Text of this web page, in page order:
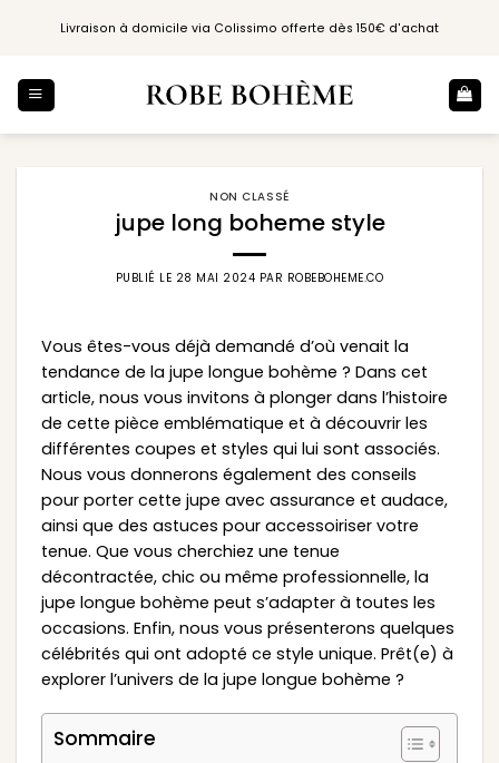
Livraison à domicile via Colissimo offerte dès 150€ d'achat
NON CLASSÉ
jupe long boheme style
PUBLIÉ LE 28 MAI 2024 PAR ROBEBOHEME.CO
Vous êtes-vous déjà demandé d’où venait la
tendance de la jupe longue bohème ? Dans cet
article, nous vous invitons à plonger dans l’histoire
de cette pièce emblématique et à découvrir les
différentes coupes et styles qui lui sont associés.
Nous vous donnerons également des conseils
pour porter cette jupe avec assurance et audace,
ainsi que des astuces pour accessoiriser votre
tenue. Que vous cherchiez une tenue
décontractée, chic ou même professionnelle, la
jupe longue bohème peut s’adapter à toutes les
occasions. Enfin, nous vous présenterons quelques
célébrités qui ont adopté ce style unique. Prêt(e) à
explorer l’univers de la jupe longue bohème ?
Sommaire